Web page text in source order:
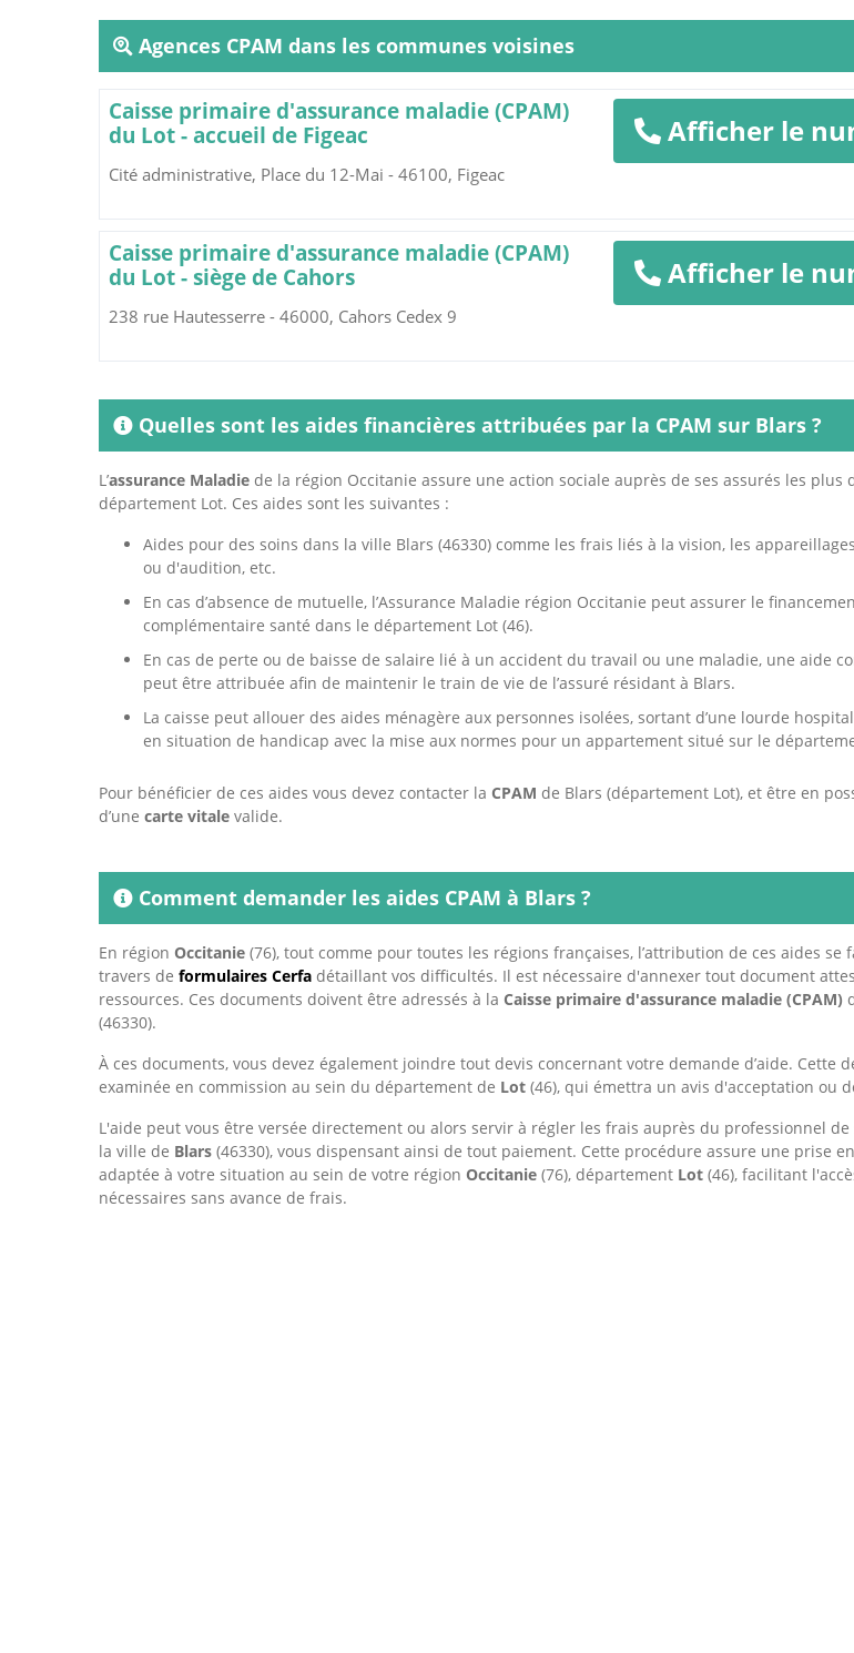
Agences CPAM dans les communes voisines
Caisse primaire d'assurance maladie (CPAM)
du Lot - accueil de Figeac
Cité administrative, Place du 12-Mai - 46100, Figeac
Afficher le
Caisse primaire d'assurance maladie (CPAM)
du Lot - siège de Cahors
238 rue Hautesserre - 46000, Cahors Cedex 9
Afficher le
Quelles sont les aides financières attribuées par la CPAM sur Blars ?
L’assurance Maladie de la région Occitanie assure une action sociale auprès de ses assurés les plus
département Lot. Ces aides sont les suivantes :
Aides pour des soins dans la ville Blars (46330) comme les frais liés à la vision, les
ou d'audition, etc.
En cas d’absence de mutuelle, l’Assurance Maladie région Occitanie peut assurer le
complémentaire santé dans le département Lot (46).
En cas de perte ou de baisse de salaire lié à un accident du travail ou une maladie, une aide
peut être attribuée afin de maintenir le train de vie de l’assuré résidant à Blars.
La caisse peut allouer des aides ménagère aux personnes isolées, sortant d’une lourde
en situation de handicap avec la mise aux normes pour un appartement situé sur le
Pour bénéficier de ces aides vous devez contacter la CPAM de Blars (département Lot), et être en
d’une carte vitale valide.
Comment demander les aides CPAM à Blars ?
En région Occitanie (76), tout comme pour toutes les régions françaises, l’attribution de ces aides se
travers de formulaires Cerfa détaillant vos difficultés. Il est nécessaire d'annexer tout document
ressources. Ces documents doivent être adressés à la Caisse primaire d'assurance maladie (CPAM)
(46330).
À ces documents, vous devez également joindre tout devis concernant votre demande d’aide. Cette
examinée en commission au sein du département de Lot (46), qui émettra un avis d'acceptation ou
L'aide peut vous être versée directement ou alors servir à régler les frais auprès du professionnel de
la ville de Blars (46330), vous dispensant ainsi de tout paiement. Cette procédure assure une prise
adaptée à votre situation au sein de votre région Occitanie (76), département Lot (46), facilitant
nécessaires sans avance de frais.